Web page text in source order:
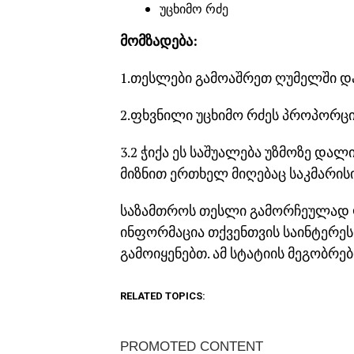
უცხიმო რძე
მომზადება:
1.თესლები გამოაშრეთ ღუმელში
2.ფხვნილი უცხიმო რძეს
3.2 ჭიქა ეს საშუალება უზმოზე
მიზნით ერთხელ მიღებაც
საზამთროს თესლი გამორჩეულად
ინფორმაცია თქვენთვის
გამოიყენებთ. ამ სტატიის
RELATED TOPICS: